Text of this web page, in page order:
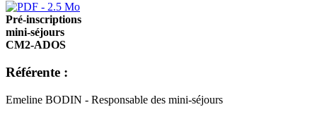
Pré-inscriptions
mini-séjours
CM2-ADOS
Référente :
Emeline BODIN - Responsable des mini-séjours